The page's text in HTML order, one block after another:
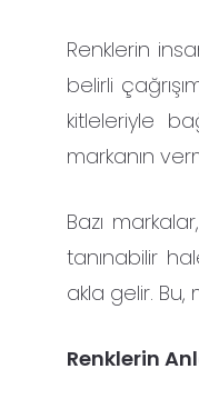
Renklerin
belirli
kitleleriyle
markanın
Bazı
tanınabilir
akla gelir.
Renklerin